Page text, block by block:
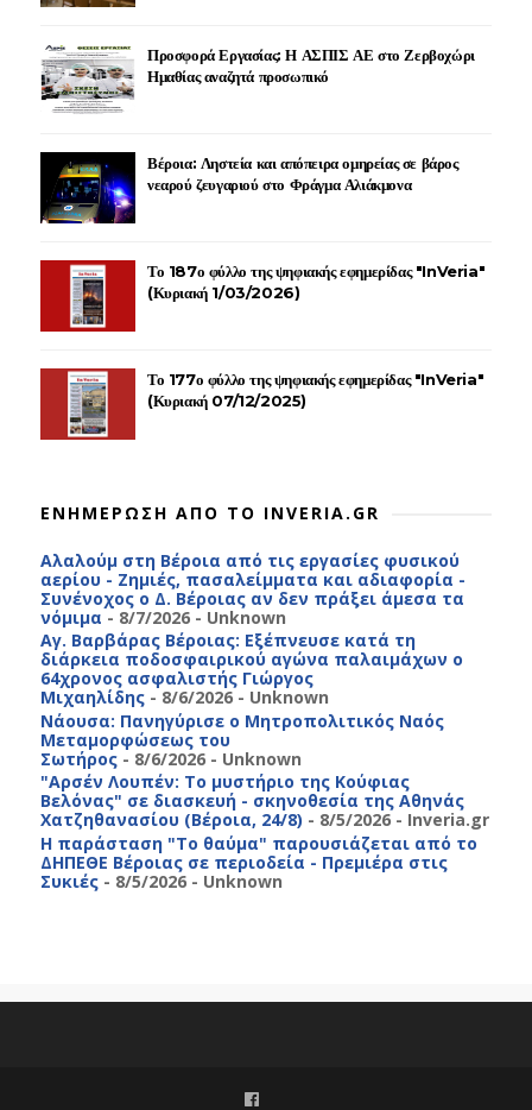
Προσφορά Εργασίας: Η ΑΣΠΙΣ ΑΕ στο Ζερβοχώρι
Ημαθίας αναζητά προσωπικό
Βέροια: Ληστεία και απόπειρα ομηρείας σε βάρος
νεαρού ζευγαριού στο Φράγμα Αλιάκμονα
Το 187ο φύλλο της ψηφιακής εφημερίδας "InVeria"
(Κυριακή 1/03/2026)
Το 177ο φύλλο της ψηφιακής εφημερίδας "InVeria"
(Κυριακή 07/12/2025)
ΕΝΗΜΕΡΩΣΗ ΑΠΟ ΤΟ INVERIA.GR
Αλαλούμ στη Βέροια από τις εργασίες φυσικού
αερίου - Ζημιές, πασαλείμματα και αδιαφορία -
Συνένοχος ο Δ. Βέροιας αν δεν πράξει άμεσα τα
νόμιμα - 8/7/2026- Unknown
Αγ. Βαρβάρας Βέροιας: Εξέπνευσε κατά τη
διάρκεια ποδοσφαιρικού αγώνα παλαιμάχων ο
64χρονος ασφαλιστής Γιώργος
Μιχαηλίδης- 8/6/2026- Unknown
Νάουσα: Πανηγύρισε ο Μητροπολιτικός Ναός
Μεταμορφώσεως του
Σωτήρος- 8/6/2026- Unknown
"Αρσέν Λουπέν: Το μυστήριο της Κούφιας
Βελόνας" σε διασκευή - σκηνοθεσία της Αθηνάς
Χατζηθανασίου (Βέροια, 24/8) - 8/5/2026- Inveria.gr
Η παράσταση "Το θαύμα" παρουσιάζεται από το
ΔΗΠΕΘΕ Βέροιας σε περιοδεία - Πρεμιέρα στις
Συκιές- 8/5/2026- Unknown